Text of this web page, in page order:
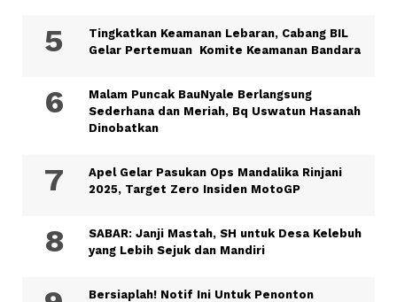
Tingkatkan Keamanan Lebaran, Cabang BIL
Gelar Pertemuan Komite Keamanan Bandara
Malam Puncak BauNyale Berlangsung
Sederhana dan Meriah, Bq Uswatun Hasanah
Dinobatkan
Apel Gelar Pasukan Ops Mandalika Rinjani
2025, Target Zero Insiden MotoGP
SABAR: Janji Mastah, SH untuk Desa Kelebuh
yang Lebih Sejuk dan Mandiri
Bersiaplah! Notif Ini Untuk Penonton